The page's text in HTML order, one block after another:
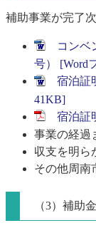
補助事業が完了
コンベ
号） [Word
宿泊証
41KB]
宿泊証
事業の経過
収支を明ら
その他周南
（3）補助